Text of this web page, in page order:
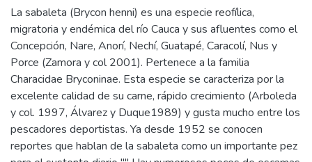
La sabaleta (Brycon henni) es una especie reofílica,
migratoria y endémica del río Cauca y sus afluentes como el
Concepción, Nare, Anorí, Nechí, Guatapé, Caracolí, Nus y
Porce (Zamora y col 2001). Pertenece a la familia
Characidae Bryconinae. Esta especie se caracteriza por la
excelente calidad de su carne, rápido crecimiento (Arboleda
y col. 1997, Álvarez y Duque1989) y gusta mucho entre los
pescadores deportistas. Ya desde 1952 se conocen
reportes que hablan de la sabaleta como un importante pez